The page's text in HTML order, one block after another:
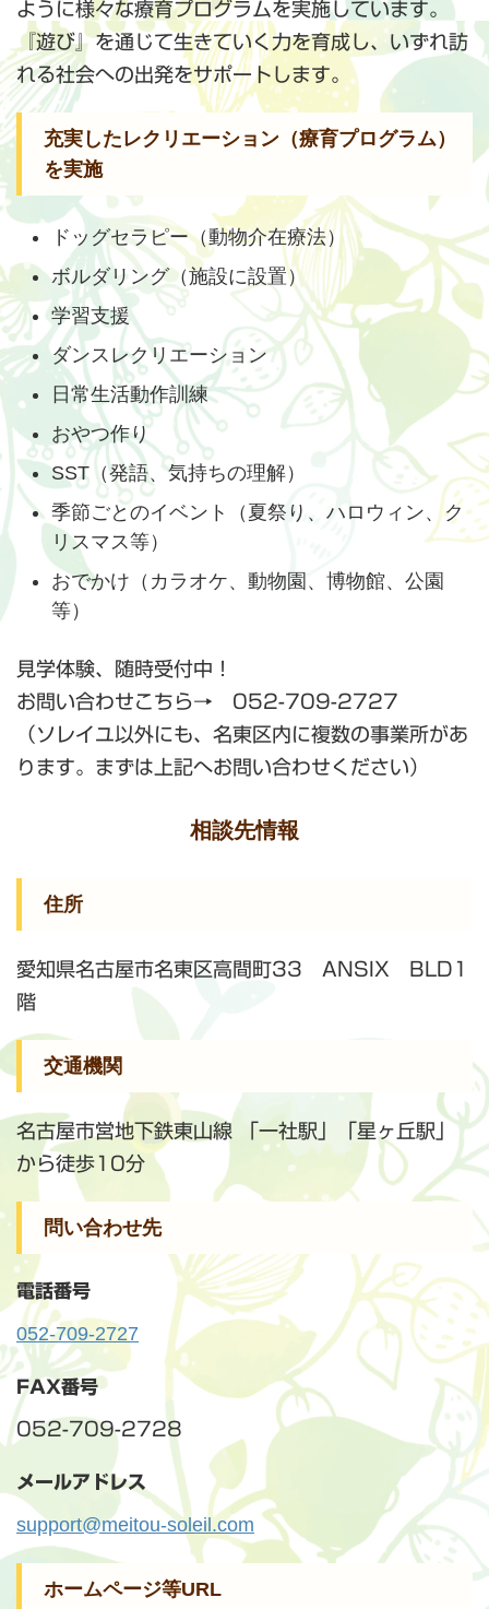
ように様々な療育プログラムを実施しています。
『遊び』を通じて生きていく力を育成し、いずれ訪
れる社会への出発をサポートします。
充実したレクリエーション（療育プログラム）
を実施
ドッグセラピー（動物介在療法）
ボルダリング（施設に設置）
学習支援
ダンスレクリエーション
日常生活動作訓練
おやつ作り
SST（発語、気持ちの理解）
季節ごとのイベント（夏祭り、ハロウィン、ク
リスマス等）
おでかけ（カラオケ、動物園、博物館、公園
等）
見学体験、随時受付中！
お問い合わせこちら→ 052-709-2727
（ソレイユ以外にも、名東区内に複数の事業所があ
ります。まずは上記へお問い合わせください）
相談先情報
住所
愛知県名古屋市名東区高間町33 ANSIX BLD1
階
交通機関
名古屋市営地下鉄東山線 「一社駅」「星ヶ丘駅」
から徒歩10分
問い合わせ先
電話番号
052-709-2727
FAX番号
052-709-2728
メールアドレス
support@meitou-soleil.com
ホームページ等URL